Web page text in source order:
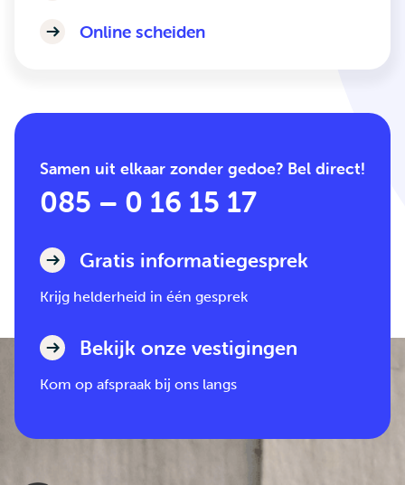
Online scheiden
Samen uit elkaar zonder gedoe? Bel direct!
085 – 0 16 15 17
Gratis informatiegesprek
Krijg helderheid in één gesprek
Bekijk onze vestigingen
Kom op afspraak bij ons langs